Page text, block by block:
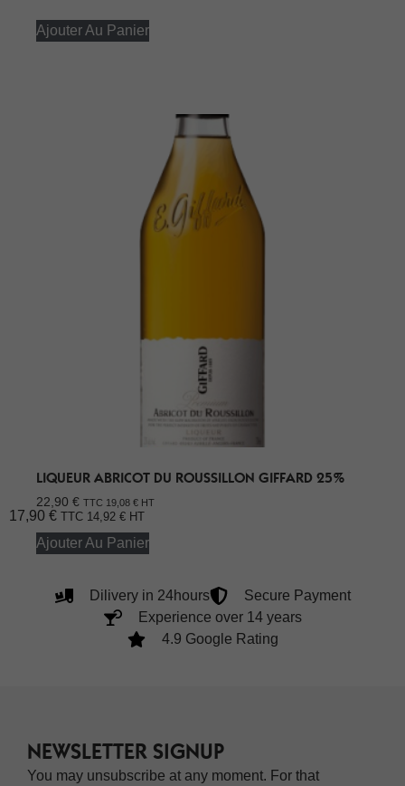
Ajouter Au Panier
LIQUEUR ABRICOT DU ROUSSILLON GIFFARD 25%
22,90 € TTC 19,08 € HT
Ajouter Au Panier
17,90 € TTC 14,92 € HT
Dilivery in 24hours
Secure Payment
Experience over 14 years
4.9 Google Rating
NEWSLETTER SIGNUP
You may unsubscribe at any moment. For that